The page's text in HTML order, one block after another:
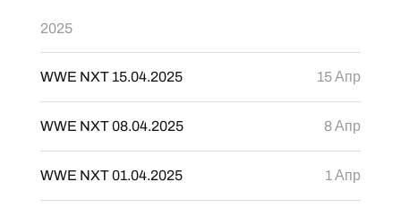
2025
WWE NXT 15.04.2025 15 Апр
WWE NXT 08.04.2025 8 Апр
WWE NXT 01.04.2025 1 Апр